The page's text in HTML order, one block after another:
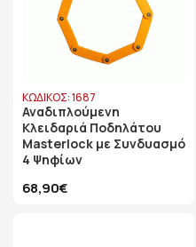
ΚΩΔΙΚΟΣ: 1687
Αναδιπλούμενη
Κλειδαριά Ποδηλάτου
Masterlock με Συνδυασμό
4 Ψηφίων
68,90€